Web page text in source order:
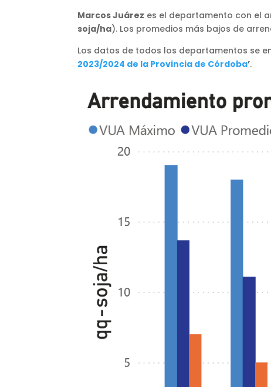
Marcos Juárez es el departamento con el
soja/ha). Los promedios más bajos de
Los datos de todos los departamentos se
2023/2024 de la Provincia de Córdoba’.